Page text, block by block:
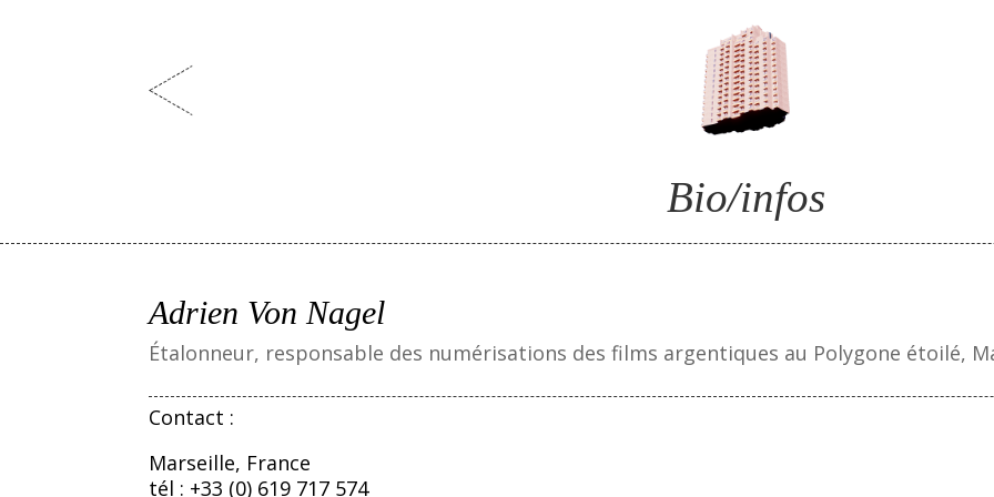
Bio/infos
Adrien Von Nagel
Étalonneur, responsable des numérisations des films argentiques au Polygone étoilé,
Contact :
Marseille, France
tél : +33 (0) 619 717 574